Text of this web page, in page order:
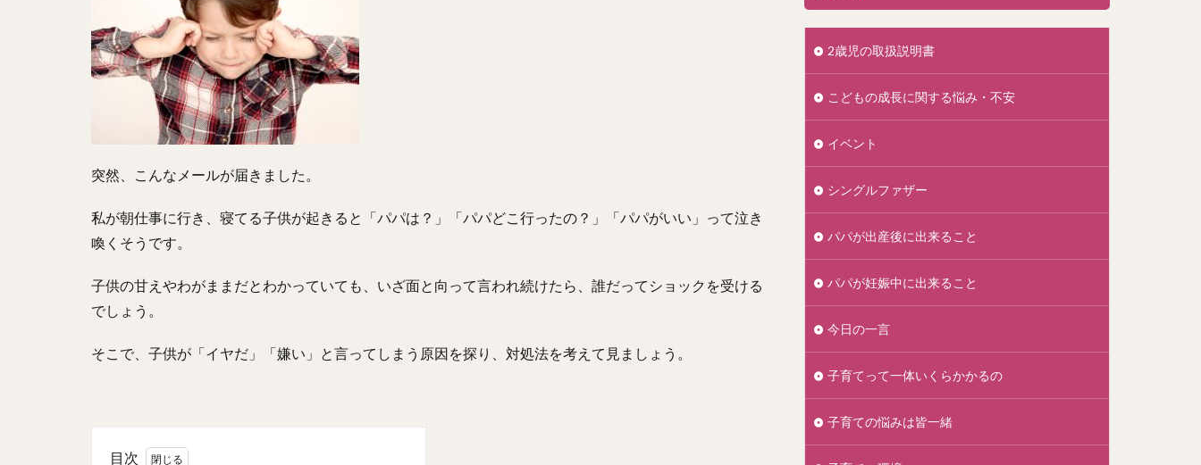
突然、こんなメールが届きました。
私が朝仕事に行き、寝てる子供が起きると「パパは？」「パパどこ行ったの？」「パパがいい」って泣き
喚くそうです。
子供の甘えやわがままだとわかっていても、いざ面と向って言われ続けたら、誰だってショックを受ける
でしょう。
そこで、子供が「イヤだ」「嫌い」と言ってしまう原因を探り、対処法を考えて見ましょう。
目次
2歳児の取扱説明書
こどもの成長に関する悩み・不安
イベント
シングルファザー
パパが出産後に出来ること
パパが妊娠中に出来ること
今日の一言
子育てって一体いくらかかるの
子育ての悩みは皆一緒